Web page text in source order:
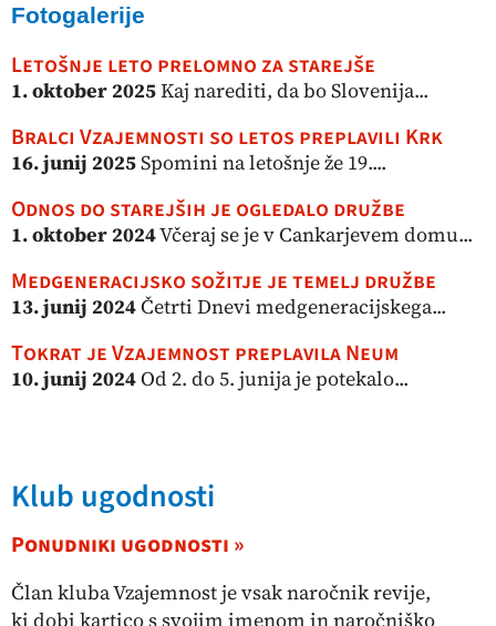
Fotogalerije
Letošnje leto prelomno za starejše
1. oktober 2025Kaj narediti, da bo Slovenija...
Bralci Vzajemnosti so letos preplavili Krk
16. junij 2025Spomini na letošnje že 19....
Odnos do starejših je ogledalo družbe
1. oktober 2024Včeraj se je v Cankarjevem domu...
Medgeneracijsko sožitje je temelj družbe
13. junij 2024Četrti Dnevi medgeneracijskega...
Tokrat je Vzajemnost preplavila Neum
10. junij 2024Od 2. do 5. junija je potekalo...
Klub ugodnosti
Ponudniki ugodnosti »
Član kluba Vzajemnost je vsak naročnik revije,
ki dobi kartico s svojim imenom in naročniško